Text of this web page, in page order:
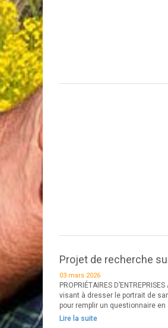
Projet de recherche
03 mars 2026
PROPRIÉTAIRES
visant à dresser le portrait de
pour remplir un questionnaire en
Lire la suite